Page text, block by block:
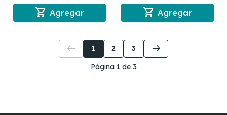
shopping_cart Agregar shopping_cart Agregar
Página 1 de 3
arrow_left_alt 1 2 3 arrow_right_alt